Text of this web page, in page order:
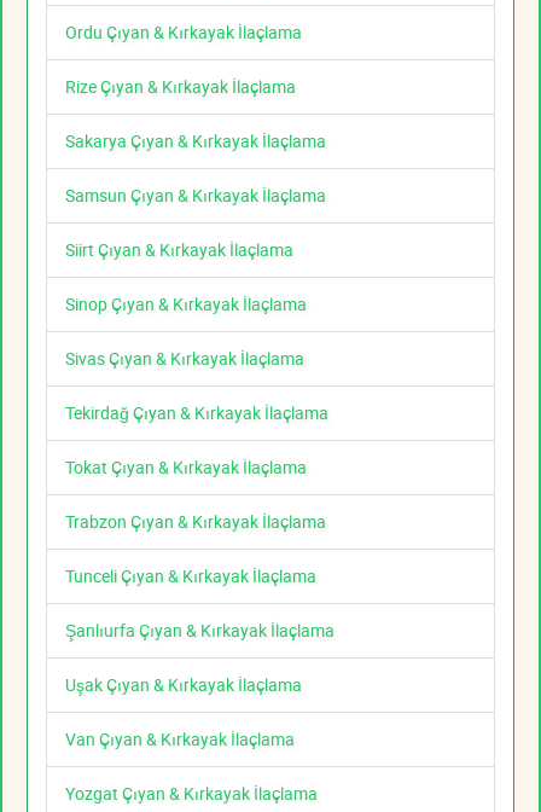
Ordu Çıyan & Kırkayak İlaçlama
Rize Çıyan & Kırkayak İlaçlama
Sakarya Çıyan & Kırkayak İlaçlama
Samsun Çıyan & Kırkayak İlaçlama
Siirt Çıyan & Kırkayak İlaçlama
Sinop Çıyan & Kırkayak İlaçlama
Sivas Çıyan & Kırkayak İlaçlama
Tekirdağ Çıyan & Kırkayak İlaçlama
Tokat Çıyan & Kırkayak İlaçlama
Trabzon Çıyan & Kırkayak İlaçlama
Tunceli Çıyan & Kırkayak İlaçlama
Şanlıurfa Çıyan & Kırkayak İlaçlama
Uşak Çıyan & Kırkayak İlaçlama
Van Çıyan & Kırkayak İlaçlama
Yozgat Çıyan & Kırkayak İlaçlama